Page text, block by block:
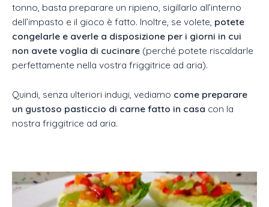
tonno, basta preparare un ripieno, sigillarlo all’interno
dell’impasto e il gioco è fatto. Inoltre, se volete, potete
congelarle e averle a disposizione per i giorni in cui
non avete voglia di cucinare (perché potete riscaldarle
perfettamente nella vostra friggitrice ad aria).
Quindi, senza ulteriori indugi, vediamo come preparare
un gustoso pasticcio di carne fatto in casa con la
nostra friggitrice ad aria.